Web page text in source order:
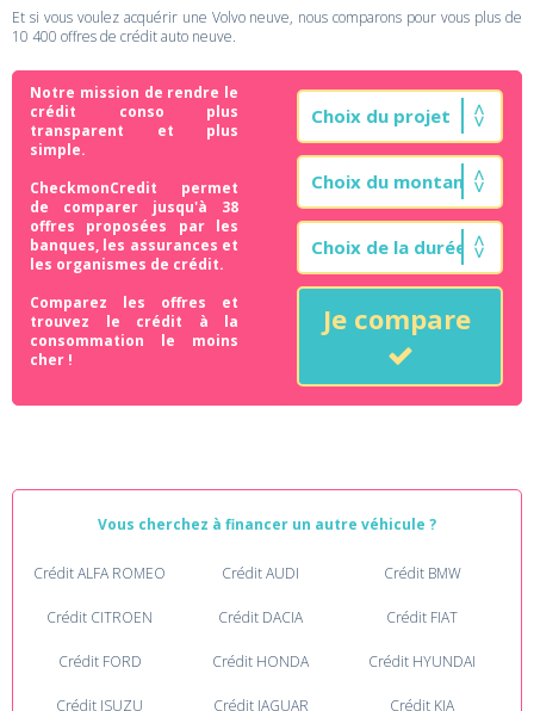
Et si vous voulez acquérir une Volvo neuve, nous comparons pour vous plus de
10 400 offres de crédit auto neuve.
Notre mission de rendre le
crédit conso plus
transparent et plus
simple.
CheckmonCredit permet
de comparer jusqu'à 38
offres proposées par les
banques, les assurances et
les organismes de crédit.
Comparez les offres et
trouvez le crédit à la
consommation le moins
cher !
Je compare
Vous cherchez à financer un autre véhicule ?
Crédit ALFA ROMEO Crédit AUDI Crédit BMW
Crédit CITROEN Crédit DACIA Crédit FIAT
Crédit FORD Crédit HONDA Crédit HYUNDAI
Crédit ISUZU Crédit JAGUAR Crédit KIA